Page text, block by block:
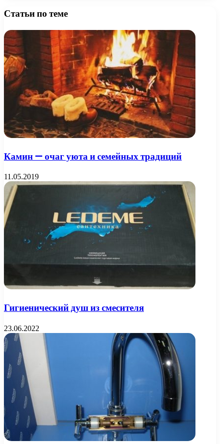
Статьи по теме
Камин — очаг уюта и семейных традиций
11.05.2019
Гигиенический душ из смесителя
23.06.2022